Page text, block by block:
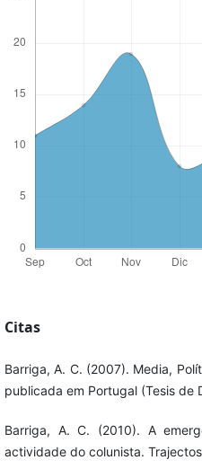
Citas
Barriga, A. C. (2007). Media,
publicada em Portugal (Tesis de
Barriga, A. C. (2010). A
actividade do colunista.